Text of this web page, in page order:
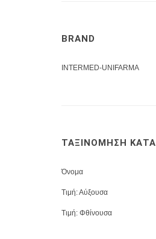
BRAND
INTERMED-UNIFARMA
ΤΑΞΙΝΟΜΗΣΗ ΚΑΤΑ
Όνομα
Τιμή: Αύξουσα
Τιμή: Φθίνουσα